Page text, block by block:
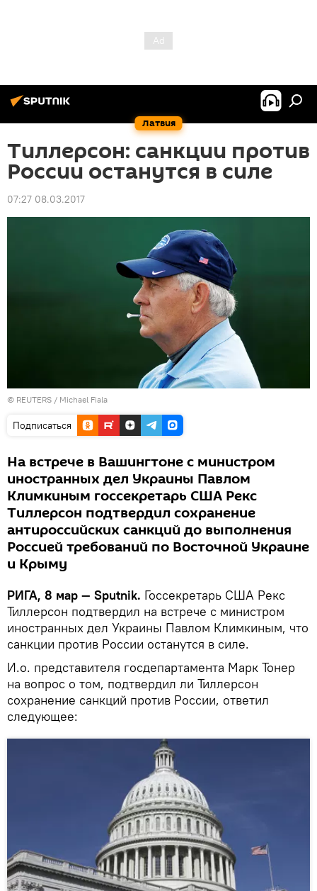
Латвия
Тиллерсон: санкции против
России останутся в силе
07:27 08.03.2017
© REUTERS / Michael Fiala
Подписаться
На встрече в Вашингтоне с министром
иностранных дел Украины Павлом
Климкиным госсекретарь США Рекс
Тиллерсон подтвердил сохранение
антироссийских санкций до выполнения
Россией требований по Восточной Украине
и Крыму
РИГА, 8 мар — Sputnik. Госсекретарь США Рекс
Тиллерсон подтвердил на встрече с министром
иностранных дел Украины Павлом Климкиным, что
санкции против России останутся в силе.
И.о. представителя госдепартамента Марк Тонер
на вопрос о том, подтвердил ли Тиллерсон
сохранение санкций против России, ответил
следующее: